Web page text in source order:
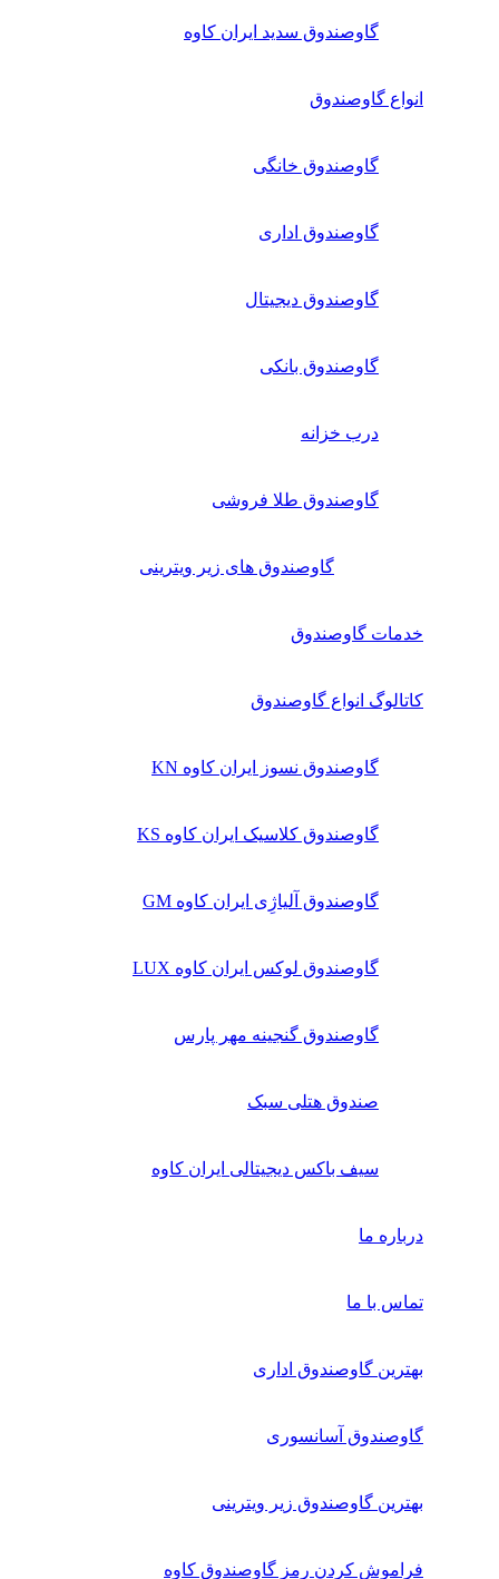
گاوصندوق سدید ایران کاوه
انواع گاوصندوق
گاوصندوق خانگی
گاوصندوق اداری
گاوصندوق دیجیتال
گاوصندوق بانکی
درب خزانه
گاوصندوق طلا فروشی
گاوصندوق های زیر ویترینی
خدمات گاوصندوق
کاتالوگ انواع گاوصندوق
گاوصندوق نسوز ایران کاوه KN
گاوصندوق کلاسیک ایران کاوه KS
گاوصندوق آلیاژِی ایران کاوه GM
گاوصندوق لوکس ایران کاوه LUX
گاوصندوق گنجینه مهر پارس
صندوق هتلی سبک
سیف باکس دیجیتالی ایران کاوه
درباره ما
تماس با ما
بهترین گاوصندوق اداری
گاوصندوق آسانسوری
بهترین گاوصندوق زیر ویترینی
فراموش کردن رمز گاوصندوق کاوه